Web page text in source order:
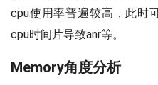
cpu使用率普遍较高，此时
cpu时间片导致anr等。
Memory角度分析